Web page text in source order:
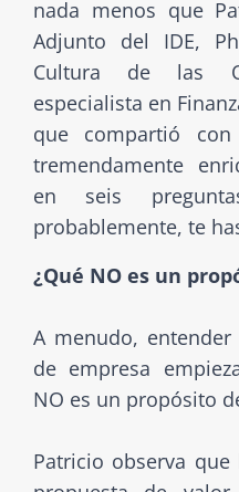
nada menos que
Adjunto del IDE,
Cultura de las
especialista en
que compartió con
tremendamente
en seis
probablemente, te
¿Qué NO es un
A menudo,
de empresa
NO es un propósito
Patricio observa